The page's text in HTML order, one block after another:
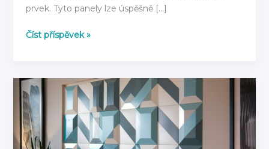
prvek. Tyto panely lze úspěšně […]
3D
strop:
kompletní
návod
jak
instalovat
2026
Číst příspěvek »